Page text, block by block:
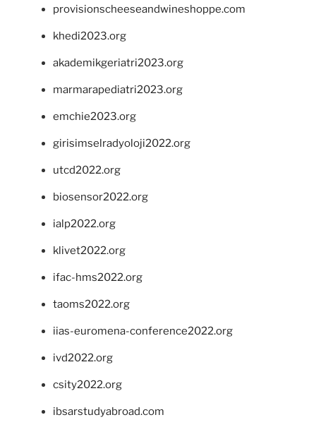
provisionscheeseandwineshoppe.com
khedi2023.org
akademikgeriatri2023.org
marmarapediatri2023.org
emchie2023.org
girisimselradyoloji2022.org
utcd2022.org
biosensor2022.org
ialp2022.org
klivet2022.org
ifac-hms2022.org
taoms2022.org
iias-euromena-conference2022.org
ivd2022.org
csity2022.org
ibsarstudyabroad.com